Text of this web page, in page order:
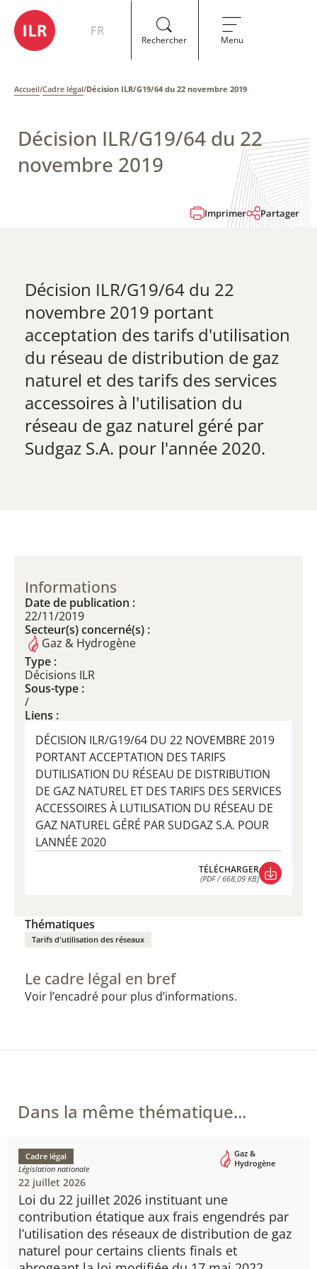
FR
Rechercher Menu
Accueil/Cadre légal/Décision ILR/G19/64 du 22 novembre 2019
Décision ILR/G19/64 du 22
novembre 2019
Imprimer Partager
Décision ILR/G19/64 du 22
novembre 2019 ​portant
acceptation des tarifs d'utilisation
du réseau de distribution de gaz
naturel et des tarifs des services
accessoires à l'utilisation du
réseau de gaz naturel géré par
Sudgaz S.A. pour l'année 2020.
Informations
Date de publication :
22/11/2019
Secteur(s) concerné(s) :
Gaz & Hydrogène
Type :
Décisions ILR
Sous-type :
/
Liens :
DÉCISION ILR/G19/64 DU 22 NOVEMBRE 2019
PORTANT ACCEPTATION DES TARIFS
DUTILISATION DU RÉSEAU DE DISTRIBUTION
DE GAZ NATUREL ET DES TARIFS DES SERVICES
ACCESSOIRES À LUTILISATION DU RÉSEAU DE
GAZ NATUREL GÉRÉ PAR SUDGAZ S.A. POUR
LANNÉE 2020
TÉLÉCHARGER
(PDF / 668,09 KB)
Thématiques
Tarifs d'utilisation des réseaux
Le cadre légal en bref
Voir l’encadré pour plus d’informations.
Dans la même thématique...
Loi du 22 juillet 2026 instituant une
contribution étatique aux frais engendrés par
l’utilisation des réseaux de distribution de gaz
naturel pour certains clients finals et
Cadre légal
Législation nationale
Gaz &
Hydrogène
22 juillet 2026